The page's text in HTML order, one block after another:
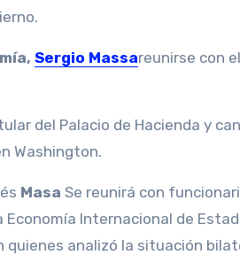
Sergio Massareunirse con
del Palacio de Hacienda y
Washington.
Masa Se reunirá con
Internacional de
quienes analizó la situación